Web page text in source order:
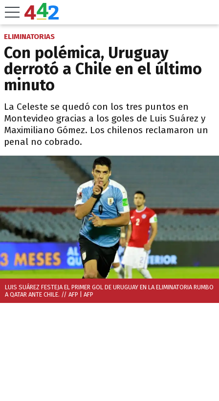
ELIMINATORIAS
Con polémica, Uruguay
derrotó a Chile en el último
minuto
La Celeste se quedó con los tres puntos en
Montevideo gracias a los goles de Luis Suárez y
Maximiliano Gómez. Los chilenos reclamaron un
penal no cobrado.
LUIS SUÁREZ FESTEJA EL PRIMER GOL DE URUGUAY EN LA ELIMINATORIA RUMBO
A QATAR ANTE CHILE. // AFP | AFP